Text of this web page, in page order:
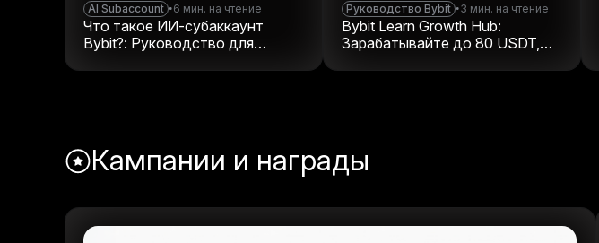
AI Subaccount •6 мин. на чтение
Что такое ИИ-субаккаунт
Bybit?: Руководство для
Руководство Bybit •3 мин. на чтение
Bybit Learn Growth Hub:
Зарабатывайте до 80 USDT,
Кампании и награды